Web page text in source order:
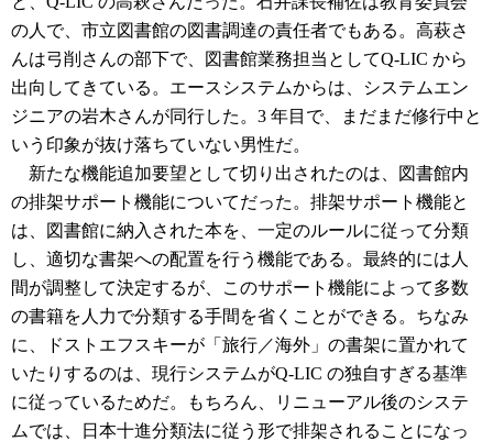
の人で、市立図書館の図書調達の責任者でもある。高萩さ
んは弓削さんの部下で、図書館業務担当としてQ-LIC から
出向してきている。エースシステムからは、システムエン
ジニアの岩木さんが同行した。3 年目で、まだまだ修行中と
いう印象が抜け落ちていない男性だ。
新たな機能追加要望として切り出されたのは、図書館内
の排架サポート機能についてだった。排架サポート機能と
は、図書館に納入された本を、一定のルールに従って分類
し、適切な書架への配置を行う機能である。最終的には人
間が調整して決定するが、このサポート機能によって多数
の書籍を人力で分類する手間を省くことができる。ちなみ
に、ドストエフスキーが「旅行／海外」の書架に置かれて
いたりするのは、現行システムがQ-LIC の独自すぎる基準
に従っているためだ。もちろん、リニューアル後のシステ
ムでは、日本十進分類法に従う形で排架されることになっ